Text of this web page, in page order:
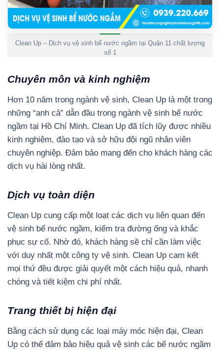
Clean Up – Dịch vụ vệ sinh bể nước ngầm tại Quận 11 chất lượng
số 1
Chuyên môn và kinh nghiệm
Hơn 10 năm trong ngành vệ sinh, Clean Up là một trong
những “anh cả” dẫn đầu trong ngành vệ sinh bể nước
ngầm tại Hồ Chí Minh. Clean Up đã tích lũy được nhiều
kinh nghiệm, đào tạo và sở hữu đội ngũ nhân viên
chuyên nghiệp. Đảm bảo mang đến cho khách hàng các
dịch vụ hài lòng nhất.
Dịch vụ toàn diện
Clean Up cung cấp một loạt các dịch vụ liên quan đến
vệ sinh bể nước ngầm, kiểm tra đường ống và khắc
phục sự cố. Nhờ đó, khách hàng sẽ chỉ cần làm việc
với duy nhất một công ty vệ sinh. Clean Up cam kết
mọi thứ đều được giải quyết một cách hiệu quả, nhanh
chóng và tiết kiệm chi phí nhất.
Trang thiết bị hiện đại
Bằng cách sử dụng các loại máy móc hiện đại, Clean
Up có thể đảm bảo hiệu quả vệ sinh các bể nước ngầm